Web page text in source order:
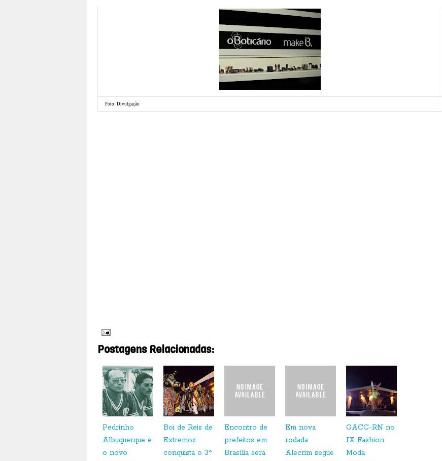
Foto: Divulgação
Postagens Relacionadas:
Pedrinho
Albuquerque é
o novo
Boi de Reis de
Extremoz
conquista o 3º
Encontro de
prefeitos em
Brasília será
Em nova
rodada
Alecrim segue
GACC-RN no
IX Fashion
Moda